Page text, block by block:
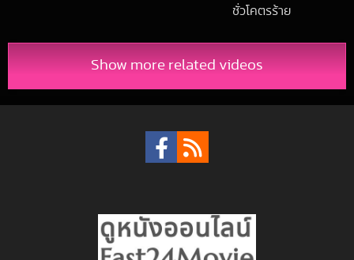
ชั่วโคตรร้าย
Show more related videos